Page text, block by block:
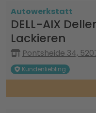
Autowerkstatt
DELL-AIX
Lackieren
Pontsheide 34,
Kundenliebling